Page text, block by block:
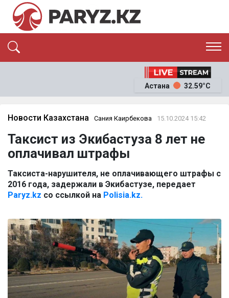
ЭКОНОМИКА
ОҚИҒА
News
Астана 32.59°C
Новости Казахстана Сания Каирбекова 15.10.2024 15:42
Таксист из Экибастуза 8 лет не
оплачивал штрафы
Таксиста-нарушителя, не оплачивающего штрафы с
2016 года, задержали в Экибастузе, передает
Paryz.kz со ссылкой на Polisia.kz.